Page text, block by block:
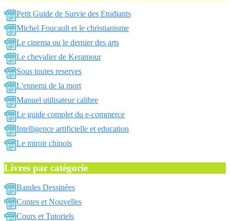
Petit Guide de Survie des Etudiants
Michel Foucault et le christianisme
Le cinema ou le dernier des arts
Le chevalier de Keramour
Sous toutes reserves
L'ennemi de la mort
Manuel utilisateur calibre
Le guide complet du e-commerce
Intelligence artificielle et education
Le miroir chinois
Livres par catégorie
Bandes Dessinées
Contes et Nouvelles
Cours et Tutoriels